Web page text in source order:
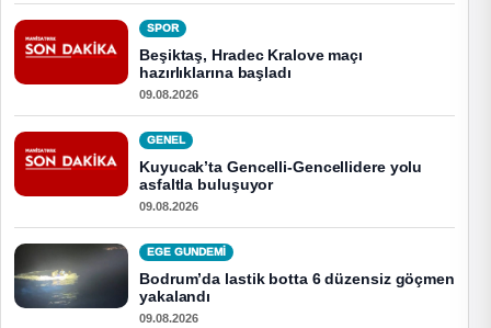
SPOR
Beşiktaş, Hradec Kralove maçı
hazırlıklarına başladı
09.08.2026
GENEL
Kuyucak’ta Gencelli-Gencellidere yolu
asfaltla buluşuyor
09.08.2026
EGE GUNDEMİ
Bodrum’da lastik botta 6 düzensiz göçmen
yakalandı
09.08.2026